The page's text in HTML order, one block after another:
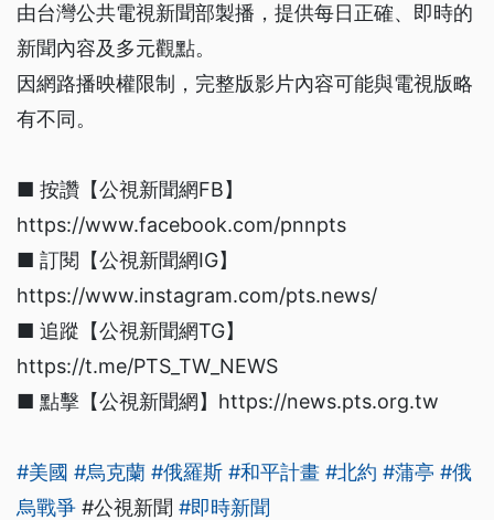
由台灣公共電視新聞部製播，提供每日正確、即時的
新聞內容及多元觀點。
因網路播映權限制，完整版影片內容可能與電視版略
有不同。
■ 按讚【公視新聞網FB】
https://www.facebook.com/pnnpts
■ 訂閱【公視新聞網IG】
https://www.instagram.com/pts.news/
■ 追蹤【公視新聞網TG】
https://t.me/PTS_TW_NEWS
■ 點擊【公視新聞網】https://news.pts.org.tw
#美國 #烏克蘭 #俄羅斯 #和平計畫 #北約 #蒲亭 #俄
烏戰爭 #公視新聞 #即時新聞